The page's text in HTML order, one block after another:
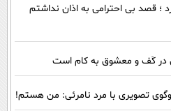
؛ قصد بی احترامی به اذان نداشتم
در کَف و معشوق به کام است
تصویری با مرد نامرئی: من هستم!